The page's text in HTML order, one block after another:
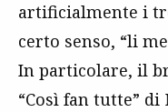
artificialmente i
certo senso, “li
In particolare, il
“Così fan tutte” di